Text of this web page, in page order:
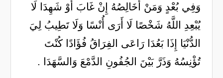
وَفِي بُعْدٍ وَمَنْ أُخَالِصُهُ إِنْ غَابَ أَوْ شَهِدَا لَا
يُبْعِدِ اللَّهُ شَخْصًا لَا أَرَى أُنْسًا وَلَا تَطِيبُ لِيَ
الدُّنْيَا إِذَا بَعُدَا رَاعَى الفِرَاقُ فُؤَادًا كُنْتَ
تُؤْنِسُهُ وَذَرَّ بَيْنَ الجُفُونِ الدَّمْعَ وَالسَّهَدَا .